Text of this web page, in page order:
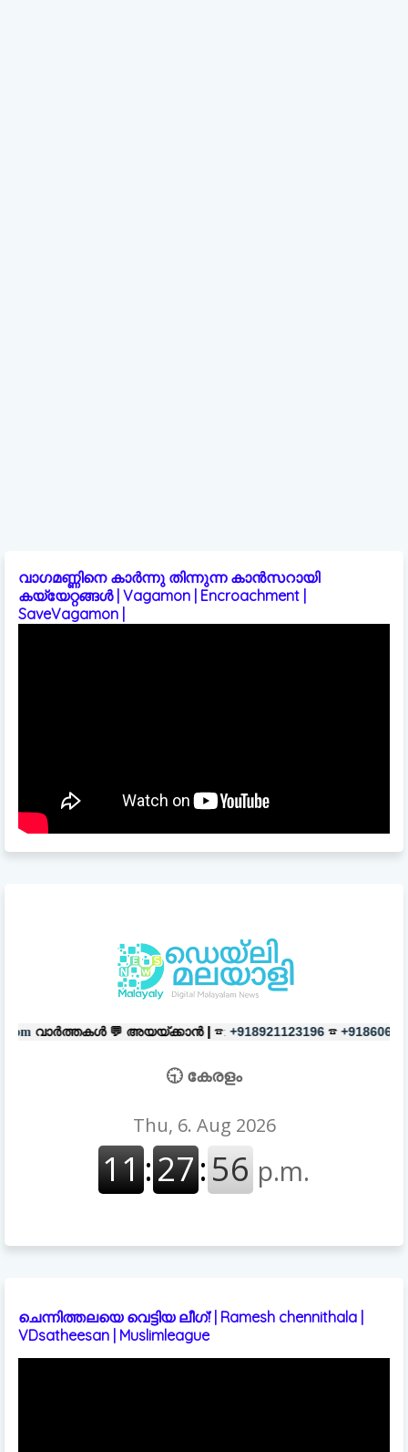
വാഗമണ്ണിനെ കാർന്നു തിന്നുന്ന കാൻസറായി
കയ്യേറ്റങ്ങൾ | Vagamon | Encroachment |
SaveVagamon |
അയയ്ക്കാൻ | ☎: +918921123196 ☎ +918606657037
🕤 കേരളം
ചെന്നിത്തലയെ വെട്ടിയ ലീഗ്! | Ramesh chennithala |
VDsatheesan | Muslimleague